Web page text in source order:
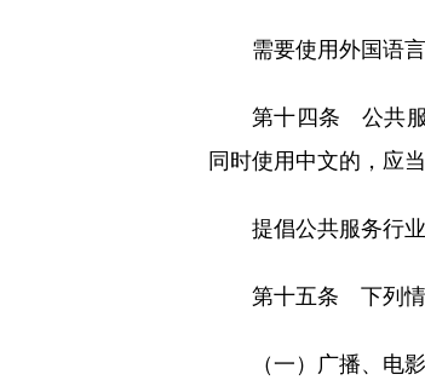
需要使用外国语言
第十四条 公共服务
同时使用中文的，应
提倡公共服务行业
第十五条 下列情形
（一）广播、电影